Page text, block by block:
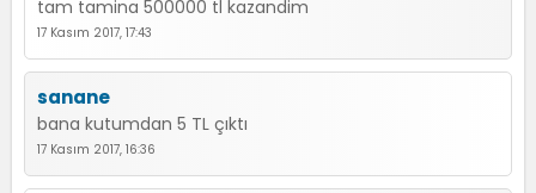
tam tamina 500000 tl kazandim
17 Kasım 2017, 17:43
sanane
bana kutumdan 5 TL çıktı
17 Kasım 2017, 16:36